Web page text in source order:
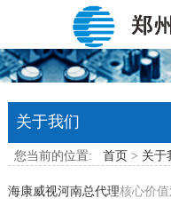
关于我们
您当前的位置: 首页 > 关于
海康威视河南总代理核心价